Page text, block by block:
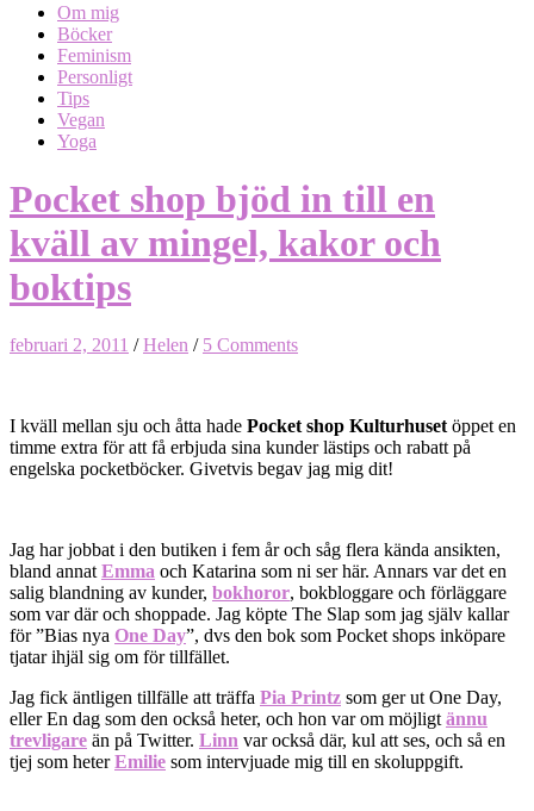
Om mig
Böcker
Feminism
Personligt
Tips
Vegan
Yoga
Pocket shop bjöd in till en
kväll av mingel, kakor och
boktips
februari 2, 2011 /Helen / 5 Comments
I kväll mellan sju och åtta hade Pocket shop Kulturhusetöppet en
timme extra för att få erbjuda sina kunder lästips och rabatt på
engelska pocketböcker. Givetvis begav jag mig dit!
Jag har jobbat i den butiken i fem år och såg flera kända ansikten,
bland annatEmma och Katarina som ni ser här. Annars var det en
salig blandning av kunder, bokhoror, bokbloggare och förläggare
som var där och shoppade. Jag köpte The Slap som jag själv kallar
för ”Bias nya One Day”, dvs den bok som Pocket shops inköpare
tjatar ihjäl sig om för tillfället.
Jag fick äntligen tillfälle att träffa Pia Printz som ger ut One Day,
eller En dag som den också heter, och hon var om möjligtännu
trevligare än på Twitter. Linn var också där, kul att ses, och så en
tjej som heterEmilie som intervjuade mig till en skoluppgift.